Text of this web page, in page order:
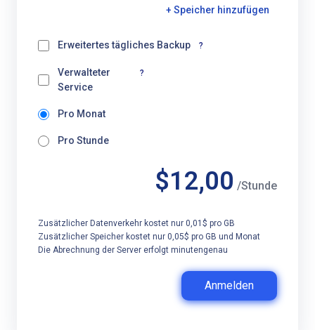
+ Speicher hinzufügen
Erweitertes tägliches Backup ?
Verwalteter
Service
?
Pro Monat
Pro Stunde
Zusätzlicher Datenverkehr kostet nur 0,01$ pro GB
Zusätzlicher Speicher kostet nur 0,05$ pro GB und Monat
Die Abrechnung der Server erfolgt minutengenau
$12,00 /Stunde
Anmelden